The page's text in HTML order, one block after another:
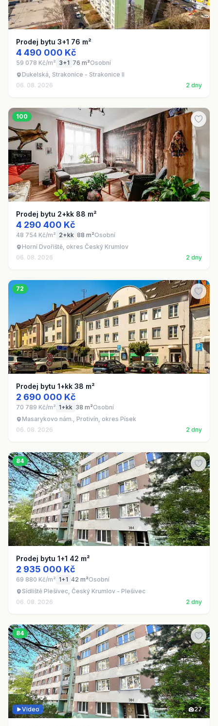
Prodej bytu 3+1 76 m²
4 490 000 Kč
59 078 Kč/m² 3+1 76 m²Osobní
Dukelská, Strakonice - Strakonice II
06. 08. 2026
2 dny
100
Prodej bytu 2+kk 88 m²
4 290 400 Kč
48 754 Kč/m² 2+kk 88 m²Osobní
Horní Dvořiště, okres Český Krumlov
06. 08. 2026
2 dny
72
Prodej bytu 1+kk 38 m²
2 690 000 Kč
70 789 Kč/m² 1+kk 38 m²Osobní
Masarykovo nám., Protivín, okres Písek
06. 08. 2026
2 dny
84
Prodej bytu 1+1 42 m²
2 935 000 Kč
69 880 Kč/m² 1+1 42 m²Osobní
Sídliště Plešivec, Český Krumlov - Plešivec
06. 08. 2026
2 dny
84
27
Video